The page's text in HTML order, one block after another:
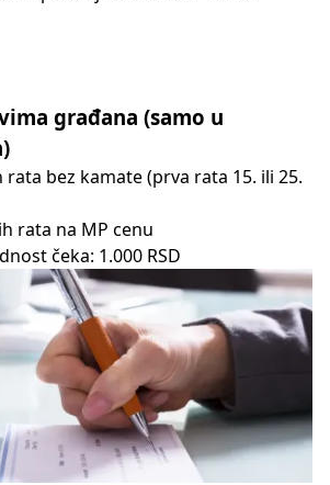
građana (samo u
bez kamate (prva rata 15. ili 25.
rata na MP cenu
čeka: 1.000 RSD